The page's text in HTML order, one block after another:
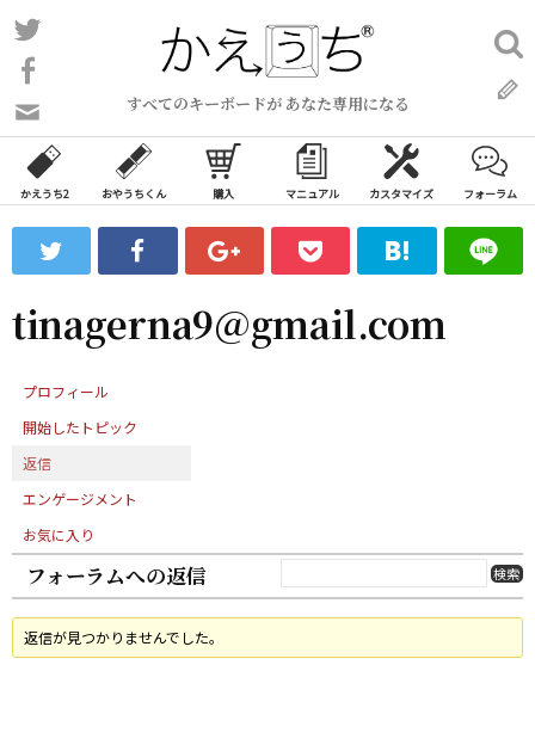
コ
ン
ン
ツ
ス
ッ
すべてのキーボードが あなた専用になる
い
合
わ
フ
ォ
ム
検
索:
かえうち2 おやうちくん 購入 マニュアル カスタマイズ フォーラム
tinagerna9@gmail.com
プロフィール
開始したトピック
返信
エンゲージメント
お気に入り
フォーラムへの返信
返信が見つかりませんでした。